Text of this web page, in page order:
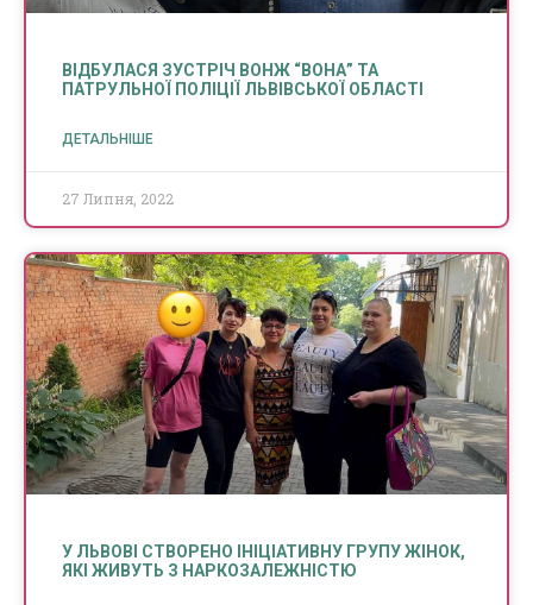
ВІДБУЛАСЯ ЗУСТРІЧ ВОНЖ “ВОНА” ТА
ПАТРУЛЬНОЇ ПОЛІЦІЇ ЛЬВІВСЬКОЇ ОБЛАСТІ
ДЕТАЛЬНІШЕ
27 Липня, 2022
У ЛЬВОВІ СТВОРЕНО ІНІЦІАТИВНУ ГРУПУ ЖІНОК,
ЯКІ ЖИВУТЬ З НАРКОЗАЛЕЖНІСТЮ